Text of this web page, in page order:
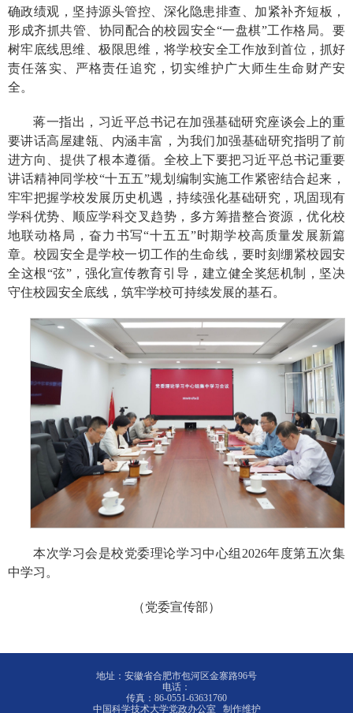
确政绩观，坚持源头管控、深化隐患排查、加紧补齐短板，
形成齐抓共管、协同配合的校园安全“一盘棋”工作格局。要
树牢底线思维、极限思维，将学校安全工作放到首位，抓好
责任落实、严格责任追究，切实维护广大师生生命财产安
全。
蒋一指出，习近平总书记在加强基础研究座谈会上的重
要讲话高屋建瓴、内涵丰富，为我们加强基础研究指明了前
进方向、提供了根本遵循。全校上下要把习近平总书记重要
讲话精神同学校“十五五”规划编制实施工作紧密结合起来，
牢牢把握学校发展历史机遇，持续强化基础研究，巩固现有
学科优势、顺应学科交叉趋势，多方筹措整合资源，优化校
地联动格局，奋力书写“十五五”时期学校高质量发展新篇
章。校园安全是学校一切工作的生命线，要时刻绷紧校园安
全这根“弦”，强化宣传教育引导，建立健全奖惩机制，坚决
守住校园安全底线，筑牢学校可持续发展的基石。
本次学习会是校党委理论学习中心组2026年度第五次集
中学习。
（党委宣传部）
地址：安徽省合肥市包河区金寨路96号
电话：
传真：86-0551-63631760
中国科学技术大学党政办公室 制作维护